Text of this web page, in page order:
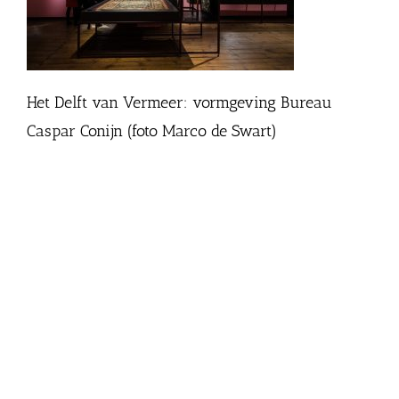
Het Delft van Vermeer: vormgeving Bureau
Caspar Conijn (foto Marco de Swart)